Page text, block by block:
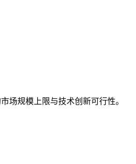
场规模上限与技术创新可行性。